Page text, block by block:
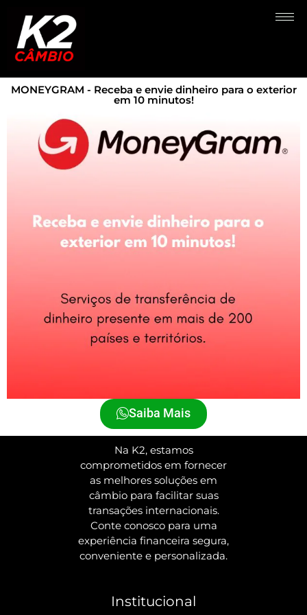
MONEYGRAM - Receba e envie dinheiro para o exterior
em 10 minutos!
Saiba Mais
Na K2, estamos
comprometidos em fornecer
as melhores soluções em
câmbio para facilitar suas
transações internacionais.
Conte conosco para uma
experiência financeira segura,
conveniente e personalizada.
Institucional